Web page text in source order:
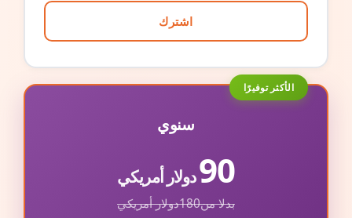
اشترك
الأكثر توفيرًا
سنوي
90دولار أمريكي
بدلا من180دولار أمريكي